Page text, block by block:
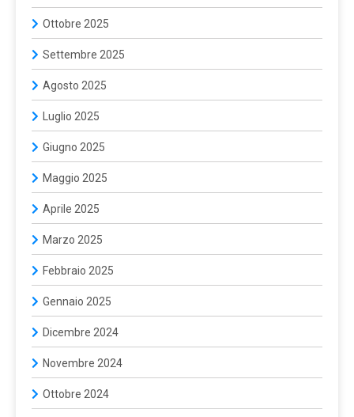
Ottobre 2025
Settembre 2025
Agosto 2025
Luglio 2025
Giugno 2025
Maggio 2025
Aprile 2025
Marzo 2025
Febbraio 2025
Gennaio 2025
Dicembre 2024
Novembre 2024
Ottobre 2024